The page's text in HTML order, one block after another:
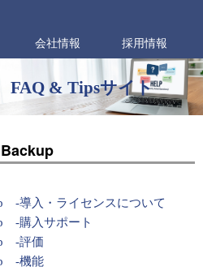
会社情報 採用情報
& Tipsサイト
-導入・ライセンスについて
-購入サポート
-評価
-機能